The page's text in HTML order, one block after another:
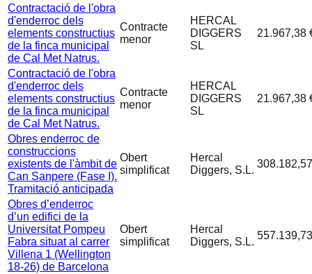
Contractació de l'obra
d'enderroc dels
elements constructius
de la finca municipal
de Cal Met Natrus.
Contracte
menor
HERCAL
DIGGERS
SL
21.967,38
Contractació de l'obra
d'enderroc dels
elements constructius
de la finca municipal
de Cal Met Natrus.
Contracte
menor
HERCAL
DIGGERS
SL
21.967,38
Obres enderroc de
construccions
existents de l'àmbit de
Can Sanpere (Fase I).
Tramitació anticipada
Obert
simplificat
Hercal
Diggers, S.L.
Obres d’enderroc
d’un edifici de la
Universitat Pompeu
Fabra situat al carrer
Villena 1 (Wellington
18-26) de Barcelona
Obert
simplificat
Hercal
Diggers, S.L.